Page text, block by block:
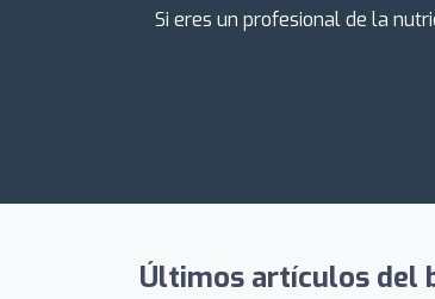
Si eres un profesional de la
Últimos artículos del